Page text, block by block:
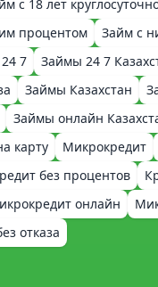
с 18 лет
процентом
Займ с
7
Займы 24 7
Займы Казахстан
Займы онлайн
карту
Микрокредит
без процентов
онлайн
отказа